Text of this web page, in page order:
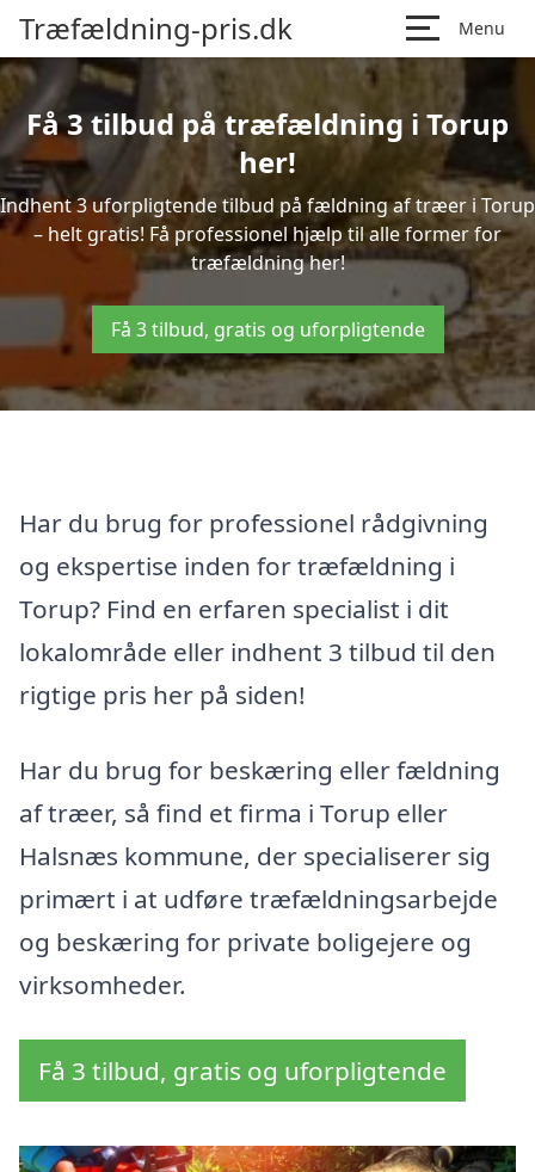
Træfældning-pris.dk Menu
Få 3 tilbud på træfældning i Torup
her!
Indhent 3 uforpligtende tilbud på fældning af træer i Torup
– helt gratis! Få professionel hjælp til alle former for
træfældning her!
Få 3 tilbud, gratis og uforpligtende
Har du brug for professionel rådgivning
og ekspertise inden for træfældning i
Torup? Find en erfaren specialist i dit
lokalområde eller indhent 3 tilbud til den
rigtige pris her på siden!
Har du brug for beskæring eller fældning
af træer, så find et firma i Torup eller
Halsnæs kommune, der specialiserer sig
primært i at udføre træfældningsarbejde
og beskæring for private boligejere og
virksomheder.
Få 3 tilbud, gratis og uforpligtende